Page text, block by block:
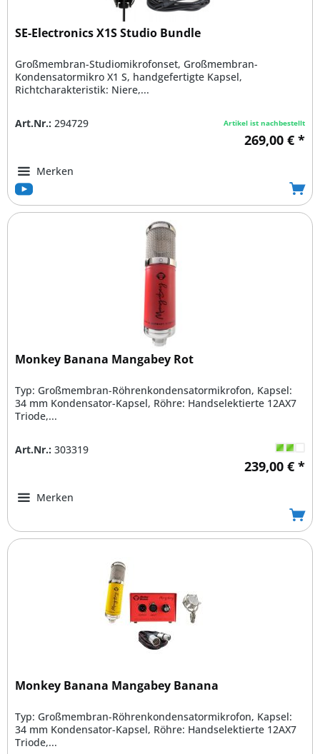
SE-Electronics X1S Studio Bundle
Großmembran-Studiomikrofonset, Großmembran-
Kondensatormikro X1 S, handgefertigte Kapsel,
Richtcharakteristik: Niere,...
Art.Nr.: 294729 Artikel ist nachbestellt
269,00 € *
Merken
Monkey Banana Mangabey Rot
Typ: Großmembran-Röhrenkondensatormikrofon, Kapsel:
34 mm Kondensator-Kapsel, Röhre: Handselektierte 12AX7
Triode,...
Art.Nr.: 303319
239,00 € *
Merken
Monkey Banana Mangabey Banana
Typ: Großmembran-Röhrenkondensatormikrofon, Kapsel:
34 mm Kondensator-Kapsel, Röhre: Handselektierte 12AX7
Triode,...